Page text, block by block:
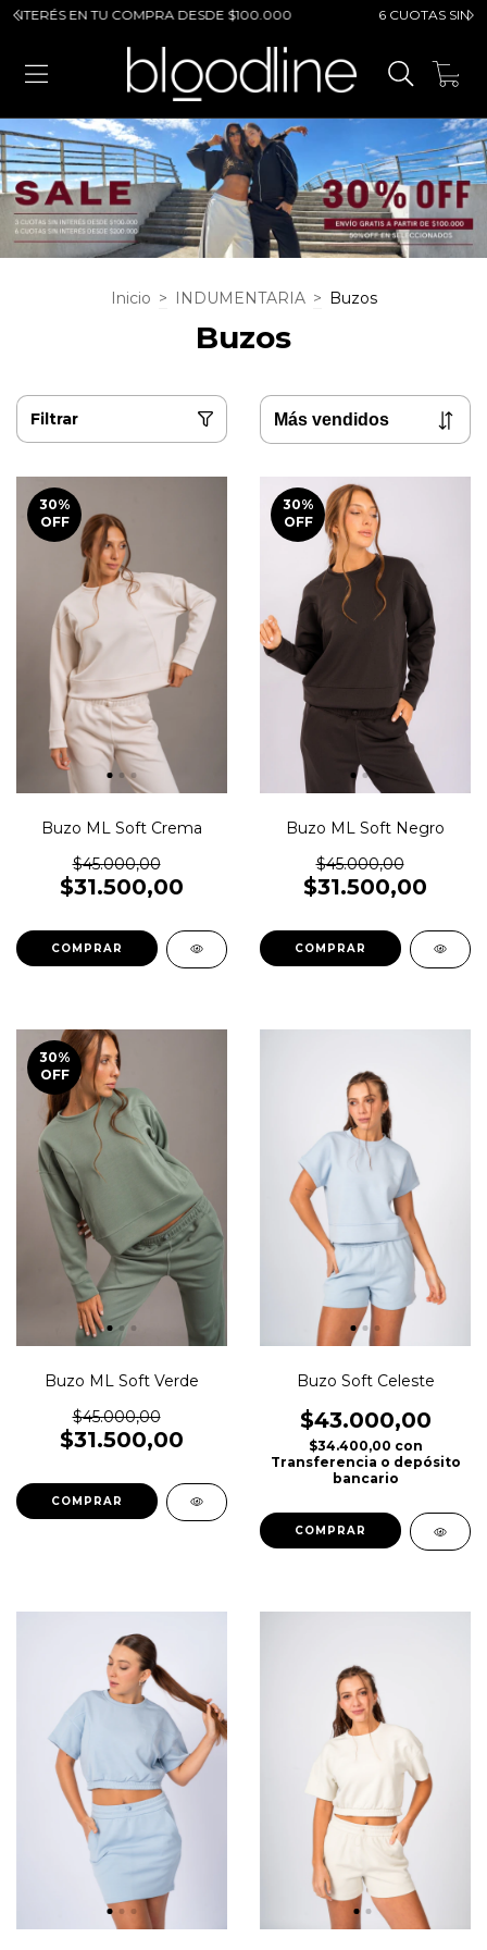
EN TU COMPRA DESDE $100.000 6 CUOTAS SIN
Inicio > INDUMENTARIA > Buzos
Buzos
Filtrar
30%
OFF
Buzo ML Soft Crema
$45.000,00
$31.500,00
COMPRAR
30%
OFF
Buzo ML Soft Negro
$45.000,00
$31.500,00
COMPRAR
30%
OFF
Buzo ML Soft Verde
$45.000,00
$31.500,00
COMPRAR
Buzo Soft Celeste
$43.000,00
$34.400,00 con
Transferencia o depósito
bancario
COMPRAR